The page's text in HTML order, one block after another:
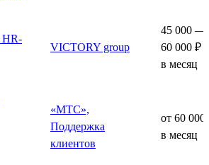
VICTORY group
45 000 —
60 000 ₽
в месяц
«МТС»,
Поддержка
клиентов
от 60 000
в месяц